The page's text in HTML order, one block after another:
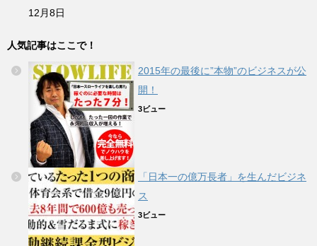
12月8日
人気記事はここで！
2015年の最後に”本物”のビジネスが公
開！
3ビュー
「日本一の億万長者」を生んだビジネ
ス
3ビュー